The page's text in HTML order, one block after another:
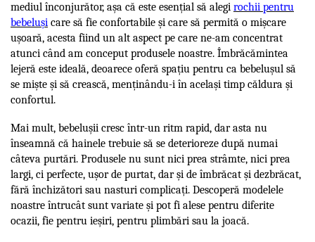
mediul înconjurător, așa că este esențial să alegi rochii pentru
bebeluși care să fie confortabile și care să permită o mișcare
ușoară, acesta fiind un alt aspect pe care ne-am concentrat
atunci când am conceput produsele noastre. Îmbrăcămintea
lejeră este ideală, deoarece oferă spațiu pentru ca bebelușul să
se miște și să crească, menținându-i în același timp căldura și
confortul.
Mai mult, bebelușii cresc într-un ritm rapid, dar asta nu
înseamnă că hainele trebuie să se deterioreze după numai
câteva purtări. Produsele nu sunt nici prea strâmte, nici prea
largi, ci perfecte, ușor de purtat, dar și de îmbrăcat și dezbrăcat,
fără închizători sau nasturi complicați. Descoperă modelele
noastre întrucât sunt variate și pot fi alese pentru diferite
ocazii, fie pentru ieșiri, pentru plimbări sau la joacă.